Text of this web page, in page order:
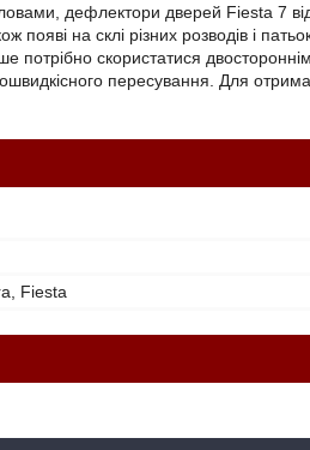
дефлектори дверей Fiesta 7
на склі різних розводів і
потрібно скористатися
пересування. Для
Fiesta